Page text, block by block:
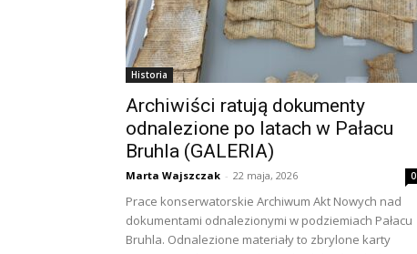
Historia
Archiwiści ratują dokumenty
odnalezione po latach w Pałacu
Bruhla (GALERIA)
Marta Wajszczak - 22 maja, 2026 0
Prace konserwatorskie Archiwum Akt Nowych nad
dokumentami odnalezionymi w podziemiach Pałacu
Bruhla. Odnalezione materiały to zbrylone karty